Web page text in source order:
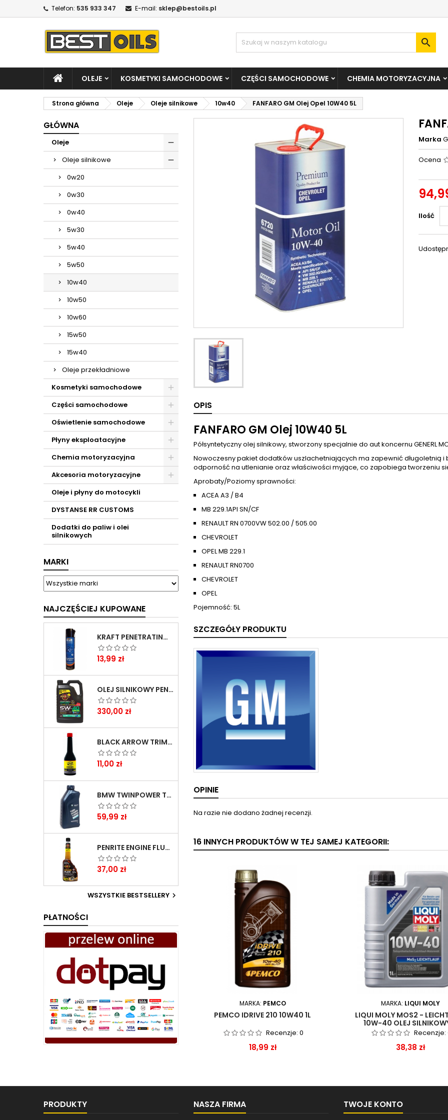
Telefon: 535 933 347 E-mail: sklep@bestoils.pl

OLEJE KOSMETYKI SAMOCHODOWE CZĘŚCI SAMOCHODOWE CHEMIA MOTORYZACYJNA
Strona główna Oleje Oleje silnikowe 10w40 FANFARO GM Olej Opel 10W40 5L
GŁÓWNA
Oleje
Oleje silnikowe
0w20
0w30
0w40
5w30
5w40
5w50
10w40
10w50
10w60
15w50
15w40
Oleje przekładniowe
Kosmetyki samochodowe
Części samochodowe
Oświetlenie samochodowe
Płyny eksploatacyjne
Chemia motoryzacyjna
Akcesoria motoryzacyjne
Oleje i płyny do motocykli
DYSTANSE RR CUSTOMS
Dodatki do paliw i olei
silnikowych
MARKI
NAJCZĘŚCIEJ KUPOWANE
KRAFT PENETRATING OIL SPRAY 400 ML
Cena
13,99 zł
OLEJ SILNIKOWY PENRITE ENVIRO + 5W40 6L
Cena
330,00 zł
BLACK ARROW TRIM DIESEL DODATEK DO PALIWA 250ML
Cena
11,00 zł
BMW TWINPOWER TURBO 5W30 LL04 1L
Cena
59,99 zł
PENRITE ENGINE FLUSH ŚRODEK DO CZYSZCZENIA SILNIKA 375 ML
Cena
37,00 zł
WSZYSTKIE BESTSELLERY 
PŁATNOŚCI
Marka
Ocena
Ilość
OPIS
FANFARO GM Olej 10W40 5L
Półsyntetyczny olej silnikowy, stworzony specjalnie do aut koncernu GENERL
Nowoczesny pakiet dodatków uszlachetniających ma zapewnić długoletnią
odporność na utlenianie oraz właściwości myjące, co zapobiega tworzeniu
Aprobaty/Poziomy sprawności:
ACEA A3 / B4
MB 229.1API SN/CF
RENAULT RN 0700VW 502.00 / 505.00
CHEVROLET
OPEL MB 229.1
RENAULT RN0700
CHEVROLET
OPEL
Pojemność: 5L
SZCZEGÓŁY PRODUKTU
OPINIE
Na razie nie dodano żadnej recenzji.
16 INNYCH PRODUKTÓW W TEJ SAMEJ KATEGORII:
MARKA: PEMCO
PEMCO IDRIVE 210 10W40 1L
Recenzje: 0
Cena
18,99 zł
MARKA: LIQUI MOLY
LIQUI MOLY MOS2 -
10W-40 OLEJ
Recenzje:
Cena
38,38 zł
PRODUKTY NASZA FIRMA TWOJE KONTO